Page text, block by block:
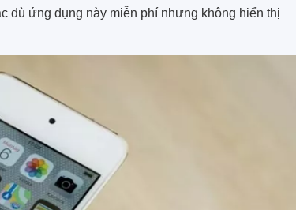
dù ứng dụng này miễn phí nhưng không hiển thị